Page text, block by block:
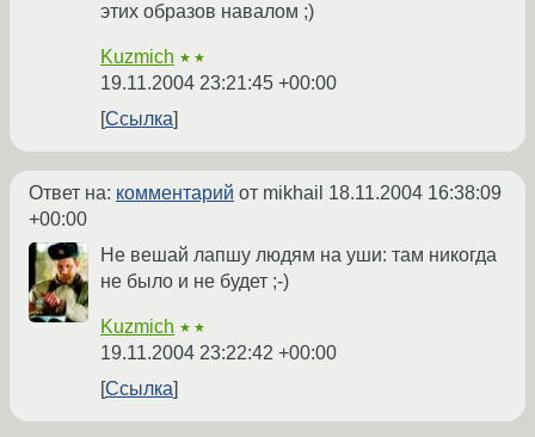
этих образов навалом ;)
Kuzmich ★★
19.11.2004 23:21:45 +00:00
Ссылка
Ответ на: комментарий от mikhail 18.11.2004 16:38:09
+00:00
Не вешай лапшу людям на уши: там никогда
не было и не будет ;-)
Kuzmich ★★
19.11.2004 23:22:42 +00:00
Ссылка